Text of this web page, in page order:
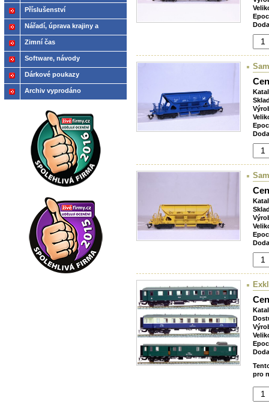
pro
Příslušenství
Nářadí, úprava krajiny a
modelů
Zimní čas
Software, návody
Dárkové poukazy
Archiv vyprodáno